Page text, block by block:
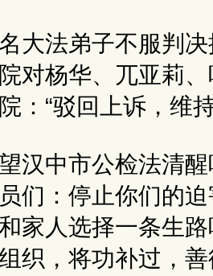
大法弟子不服判
对杨华、兀亚莉
：“驳回上诉，维
汉中市公检法清
们：停止你们的
家人选择一条生
织，将功补过，